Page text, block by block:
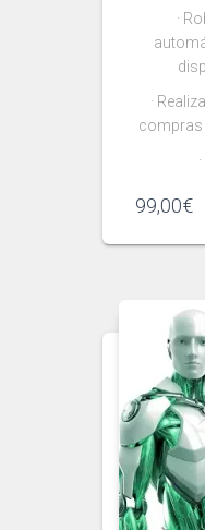
·
·
compras
99,00€